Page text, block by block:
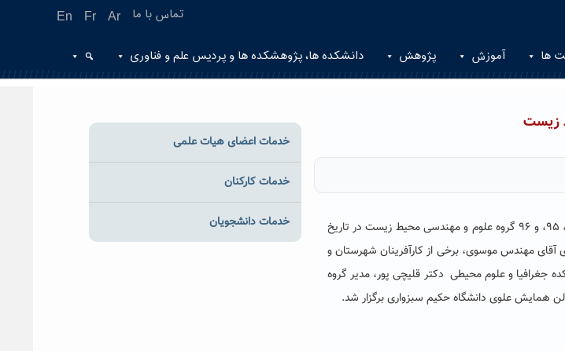
En Fr Ar تماس با ما
ها آموزش پژوهش دانشکده ها، پژوهشکده ها و پردیس علم و فناوری
زیست
ارائه استارت آپ (کسب و کارهای نوپا) درس کارآفرینی دانشجویان کارشناسی ورودی های ۹۴، ۹۵، و ۹۶ گروه علوم و مهندسی محیط زیست در تاریخ
آقای مهندس موسوی، برخی از کارآفرینان شهرستان و
جغرافیا و علوم محیطی دکتر قلیچی پور، مدیر گروه
همایش علوی دانشگاه حکیم سبزواری برگزار شد.
خدمات اعضای هیات علمی
خدمات کارکنان
خدمات دانشجویان